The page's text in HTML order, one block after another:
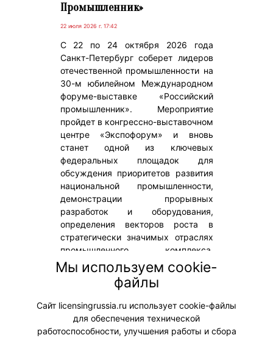
Промышленник»
22 июля 2026 г. 17:42
С 22 по 24 октября 2026 года
Санкт-Петербург соберет лидеров
отечественной промышленности на
30-м юбилейном Международном
форуме-выставке «Российский
промышленник». Мероприятие
пройдет в конгрессно-выставочном
центре «Экспофорум» и вновь
станет одной из ключевых
федеральных площадок для
обсуждения приоритетов развития
национальной промышленности,
демонстрации прорывных
разработок и оборудования,
определения векторов роста в
стратегически значимых отраслях
промышленного комплекса.
«Вестник» – информационный
партнер события. На мероприятии
будет распространяться новый
осенний выпуск журнала.
#Мероприятия
Мы используем cookie-
файлы
Сайт licensingrussia.ru использует cookie-файлы
для обеспечения технической
работоспособности, улучшения работы и сбора